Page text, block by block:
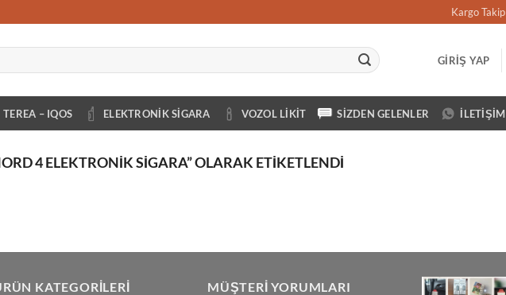
Kargo Takip
GIRIŞ YAP
TEREA – IQOS ELEKTRONIK SIGARA VOZOL LIKIT SIZDEN GELENLER İLETIŞIM
4 ELEKTRONIK SIGARA” OLARAK ETIKETLENDI
KATEGORILERI MÜŞTERI YORUMLARI